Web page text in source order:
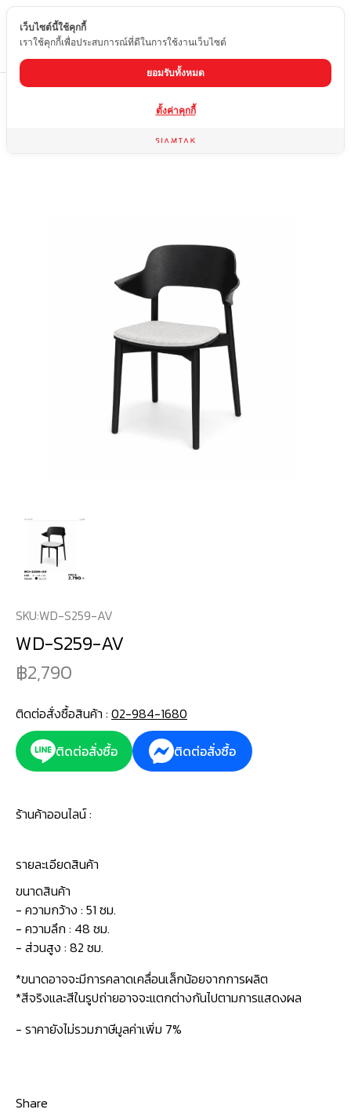
TH
เก้าอี้ไม้แท้
SKU:WD-S259-AV
WD-S259-AV
2,790
ติดต่อสั่งซื้อสินค้า : 02-984-1680
ติดต่อสั่งซื้อ
ติดต่อสั่งซื้อ
ร้านค้าออนไลน์ :
รายละเอียดสินค้า
ขนาดสินค้า
- ความกว้าง : 51 ซม.
- ความลึก : 48 ซม.
- ส่วนสูง : 82 ซม.
*ขนาดอาจจะมีการคลาดเคลื่อนเล็กน้อยจากการผลิต
*สีจริงและสีในรูปถ่ายอาจจะแตกต่างกันไปตามการแสดงผล
- ราคายังไม่รวมภาษีมูลค่าเพิ่ม 7%
Share
เว็บไซต์นี้ใช้คุกกี้
เราใช้คุกกี้เพื่อประสบการณ์ที่ดีในการใช้งานเว็บไซต์
ยอมรับทั้งหมด
ตั้งค่าคุกกี้